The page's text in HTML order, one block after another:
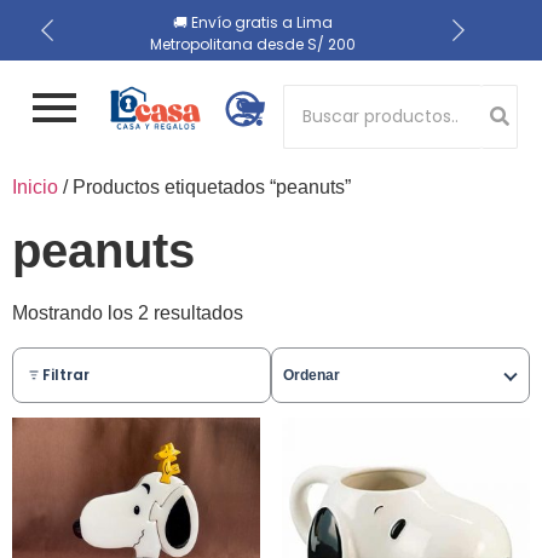
🚚 Envío gratis a Lima
Metropolitana desde S/ 200
🔒 Compra 100% segura
📍 Recojo en almacén el
mismo día
Button 1
Button 2
Inicio / Productos etiquetados “peanuts”
peanuts
Mostrando los 2 resultados
Filtrar Ordenar